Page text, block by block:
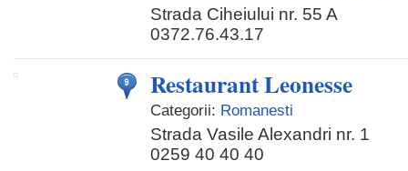
Strada Ciheiului nr. 55 A
0372.76.43.17
Restaurant Leonesse
Categorii: Romanesti
Strada Vasile Alexandri nr. 1
0259 40 40 40